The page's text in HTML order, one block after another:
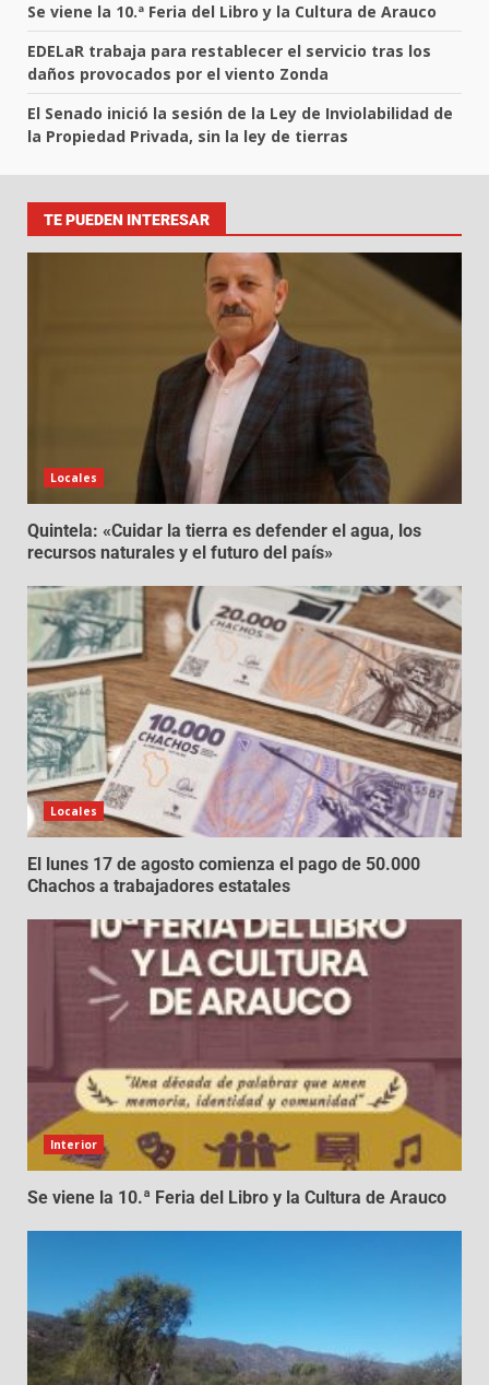
Se viene la 10.ª Feria del Libro y la Cultura de Arauco
EDELaR trabaja para restablecer el servicio tras los
daños provocados por el viento Zonda
El Senado inició la sesión de la Ley de Inviolabilidad de
la Propiedad Privada, sin la ley de tierras
TE PUEDEN INTERESAR
Locales
Quintela: «Cuidar la tierra es defender el agua, los
recursos naturales y el futuro del país»
Locales
El lunes 17 de agosto comienza el pago de 50.000
Chachos a trabajadores estatales
Interior
Se viene la 10.ª Feria del Libro y la Cultura de Arauco